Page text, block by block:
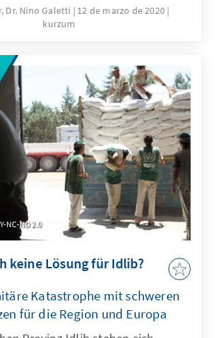
Landwirtschaft zwischen
Technologie.
Dr. Nino Galetti
12 de marzo de 2020
kurzum
NC-ND 2.0
keine Lösung für Idlib?
Katastrophe mit schweren
für die Region und Europa